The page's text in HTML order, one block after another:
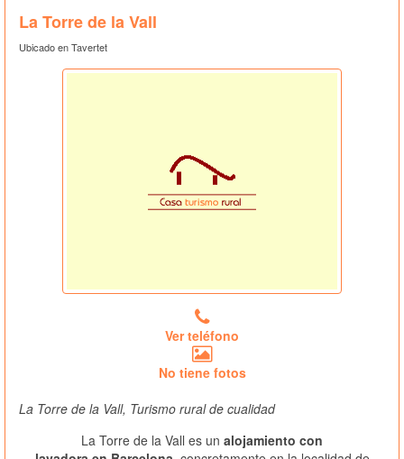
La Torre de la Vall
Ubicado en Tavertet
Ver teléfono
No tiene fotos
La Torre de la Vall, Turismo rural de cualidad
La Torre de la Vall es un alojamiento con